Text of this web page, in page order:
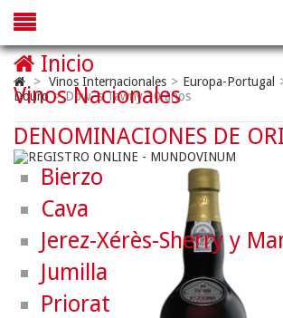
> Vinos Internacionales > Europa-Portugal
Douro > Dow´s Tawny 10 años
Inicio
Vinos Nacionales
DENOMINACIONES DE
Bierzo
Cava
Jerez-Xérès-Sherry y
Jumilla
Priorat